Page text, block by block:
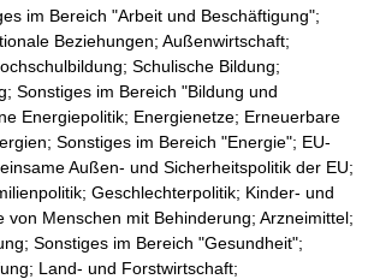
im Bereich "Arbeit und Beschäftigung";
Beziehungen; Außenwirtschaft;
Schulische Bildung;
Sonstiges im Bereich "Bildung und
Energiepolitik; Energienetze; Erneuerbare
Sonstiges im Bereich "Energie"; EU-
Außen- und Sicherheitspolitik der EU;
Geschlechterpolitik; Kinder- und
von Menschen mit Behinderung; Arzneimittel;
Sonstiges im Bereich "Gesundheit";
Land- und Forstwirtschaft;